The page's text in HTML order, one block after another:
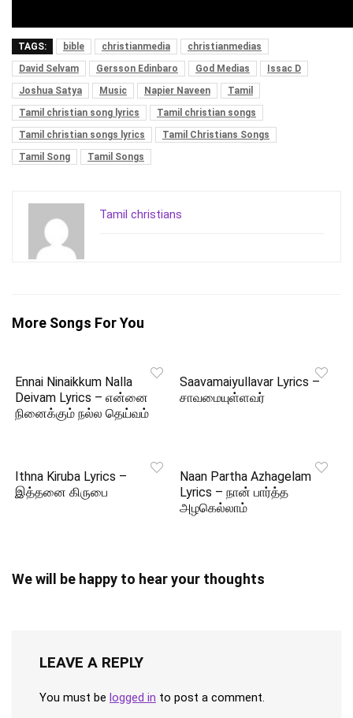
TAGS: bible christianmedia
christianmedias
David Selvam
Gersson Edinbaro God Medias
Issac D
Joshua Satya
Music Napier Naveen
Tamil
Tamil christian song lyrics
Tamil christian songs
Tamil christian songs lyrics
Tamil Christians Songs
Tamil Song
Tamil Songs
Tamil christians
More Songs For You
Ennai Ninaikkum Nalla
Deivam Lyrics – என்னை
நினைக்கும் நல்ல தெய்வம்
Saavamaiyullavar Lyrics –
சாவமையுள்ளவர்
Ithna Kiruba Lyrics –
இத்தனை கிருபை
Naan Partha Azhagelam
Lyrics – நான் பார்த்த
அழகெல்லாம்
We will be happy to hear your thoughts
LEAVE A REPLY
You must be logged in to post a comment.